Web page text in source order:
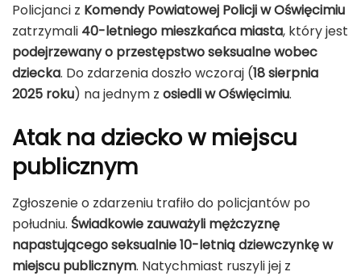
Policjanci z Komendy Powiatowej Policji w Oświęcimiu
zatrzymali 40-letniego mieszkańca miasta, który jest
podejrzewany o przestępstwo seksualne wobec
dziecka. Do zdarzenia doszło wczoraj (18 sierpnia
2025 roku) na jednym z osiedli w Oświęcimiu.
Atak na dziecko w miejscu
publicznym
Zgłoszenie o zdarzeniu trafiło do policjantów po
południu. Świadkowie zauważyli mężczyznę
napastującego seksualnie 10-letnią dziewczynkę w
miejscu publicznym. Natychmiast ruszyli jej z